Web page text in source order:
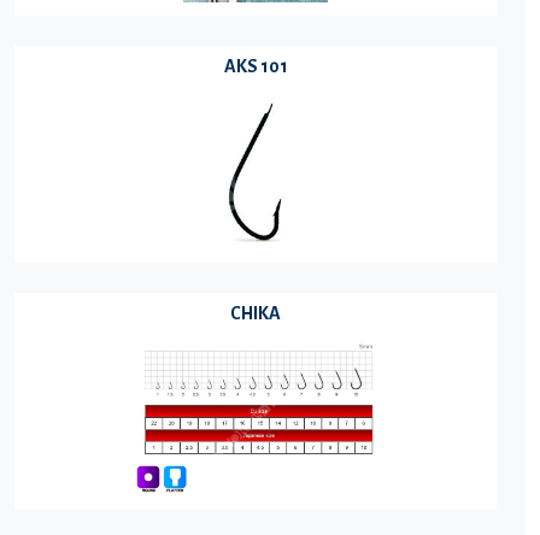
AKS 101
CHIKA